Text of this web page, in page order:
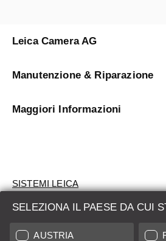
SELEZIONA IL PAESE DA CUI
AUSTRIA
Leica Camera AG
Manutenzione & Riparazione
Maggiori Informazioni
SISTEMI LEICA
VALUTAZIONE
CERCHI UN PRODOTTO?